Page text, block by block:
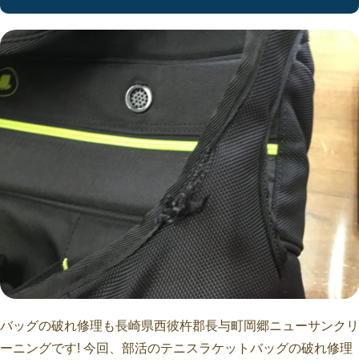
バッグの破れ修理も長崎県西彼杵郡長与町岡郷ニューサンクリ
ーニングです! 今回、部活のテニスラケットバッグの破れ修理